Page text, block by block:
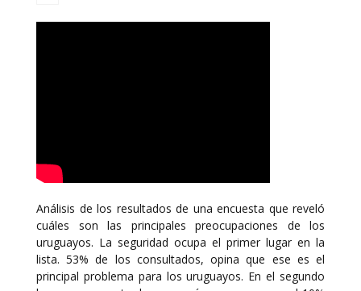
Análisis de los resultados de una encuesta que reveló
cuáles son las principales preocupaciones de los
uruguayos. La seguridad ocupa el primer lugar en la
lista. 53% de los consultados, opina que ese es el
principal problema para los uruguayos. En el segundo